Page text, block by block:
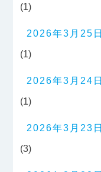
(1)
2026年3月25日
(1)
2026年3月24日
(1)
2026年3月23日
(3)